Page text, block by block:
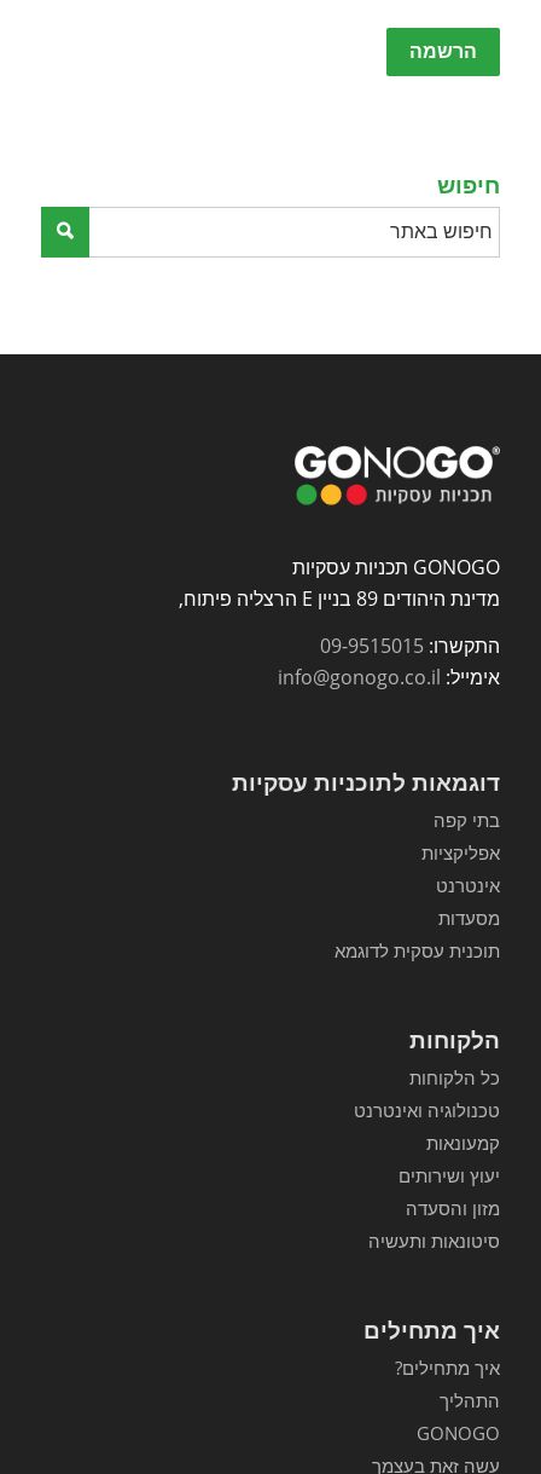
Please
leave
חיפוש
GONOGO תכניות עסקיות
מדינת היהודים 89 בניין E הרצליה פיתוח,
התקשרו: 09-9515015
אימייל: info@gonogo.co.il
דוגמאות לתוכניות עסקיות
בתי קפה
אפליקציות
אינטרנט
מסעדות
תוכנית עסקית לדוגמא
הלקוחות
כל הלקוחות
טכנולוגיה ואינטרנט
קמעונאות
יעוץ ושירותים
מזון והסעדה
סיטונאות ותעשיה
איך מתחילים
איך מתחילים?
התהליך
GONOGO
עשה זאת בעצמך